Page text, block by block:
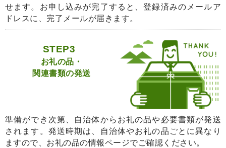
せます。お申し込みが完了すると、登録済みのメールア
ドレスに、完了メールが届きます。
STEP3
お礼の品・
関連書類の発送
準備ができ次第、自治体からお礼の品や必要書類が発送
されます。発送時期は、自治体やお礼の品ごとに異なり
ますので、お礼の品の情報ページでご確認ください。